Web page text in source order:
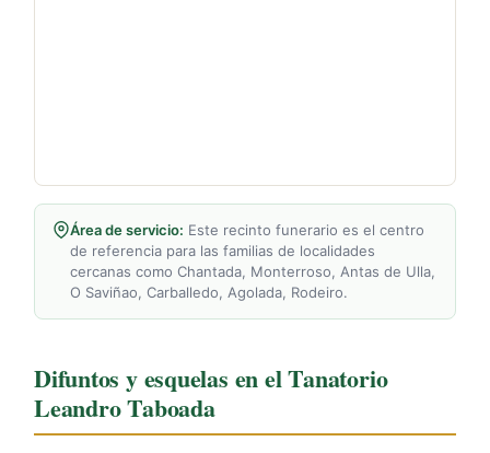
Área de servicio: Este recinto funerario es el centro
de referencia para las familias de localidades
cercanas como Chantada, Monterroso, Antas de Ulla,
O Saviñao, Carballedo, Agolada, Rodeiro.
Difuntos y esquelas en el Tanatorio
Leandro Taboada